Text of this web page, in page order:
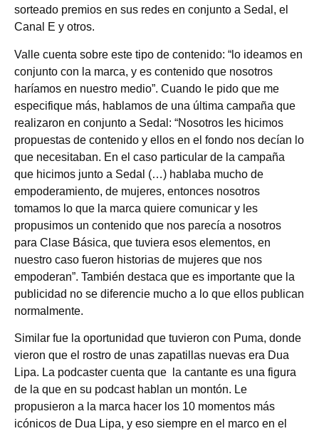
sorteado premios en sus redes en conjunto a Sedal, el
Canal E y otros.
Valle cuenta sobre este tipo de contenido: “lo ideamos en
conjunto con la marca, y es contenido que nosotros
haríamos en nuestro medio”. Cuando le pido que me
especifique más, hablamos de una última campaña que
realizaron en conjunto a Sedal: “Nosotros les hicimos
propuestas de contenido y ellos en el fondo nos decían lo
que necesitaban. En el caso particular de la campaña
que hicimos junto a Sedal (…) hablaba mucho de
empoderamiento, de mujeres, entonces nosotros
tomamos lo que la marca quiere comunicar y les
propusimos un contenido que nos parecía a nosotros
para Clase Básica, que tuviera esos elementos, en
nuestro caso fueron historias de mujeres que nos
empoderan”. También destaca que es importante que la
publicidad no se diferencie mucho a lo que ellos publican
normalmente.
Similar fue la oportunidad que tuvieron con Puma, donde
vieron que el rostro de unas zapatillas nuevas era Dua
Lipa. La podcaster cuenta que la cantante es una figura
de la que en su podcast hablan un montón. Le
propusieron a la marca hacer los 10 momentos más
icónicos de Dua Lipa, y eso siempre en el marco en el